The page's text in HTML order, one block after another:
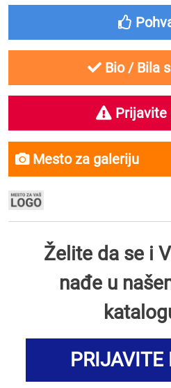
Bio / Bila
Prijavite
Mesto za galeriju
Želite da se i
nađe u
PRIJAVITE